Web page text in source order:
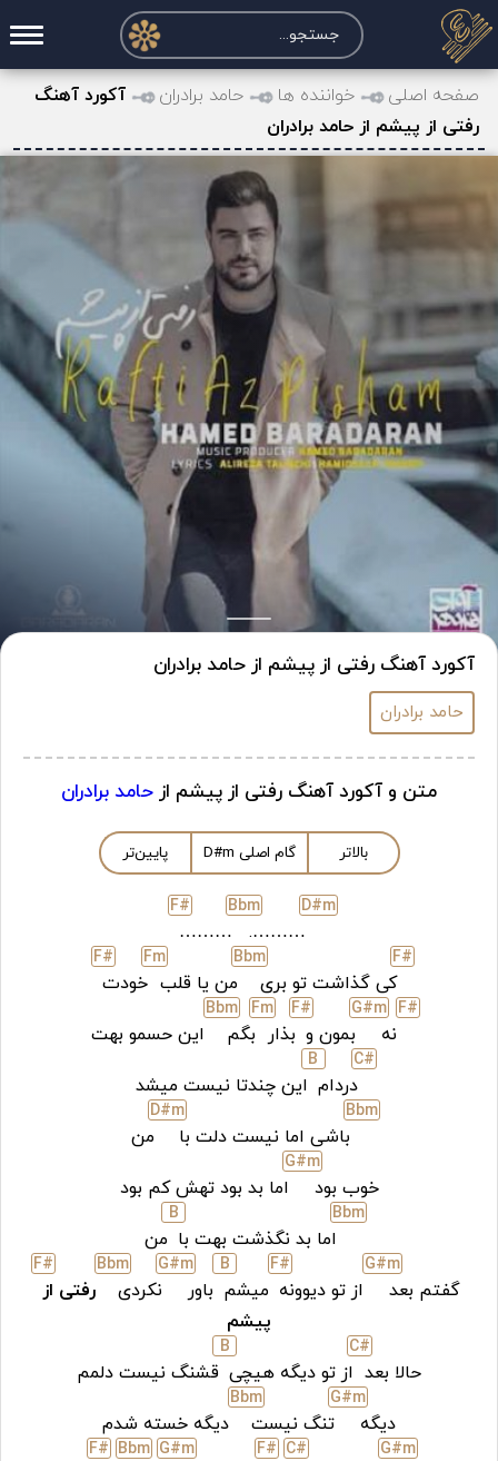
صفحه اصلی
درخواست آکورد
نت و تبلچر
تماس با ما
حساب کاربری
صفحه اصلی خواننده ها حامد برادران
آکورد آهنگ
رفتی از پیشم از حامد برادران
آکورد آهنگ رفتی از پیشم از حامد برادران
حامد برادران
متن و آکورد آهنگ رفتی از پیشم از حامد برادران
بالاتر گام اصلی D#m پایین‌تر
D#m
……….
Bbm
………
F#
F#
کی گذاشت تو بری
Bbm
من یا قلب
Fm
خودت
F#
F#
نه
G#m
بمون و
F#
بذار
Fm
بگم
Bbm
این حسمو بهت
C#
دردام
B
این چندتا نیست میشد
Bbm
باشی اما نیست دلت با
D#m
من
خوب بود
G#m
اما بد بود تهش کم بود
Bbm
اما بد نگذشت بهت با
B
من
گفتم بعد
G#m
از تو دیوونه
F#
میشم
B
باور
G#m
نکردی
Bbm
رفتی از
F#
پیشم
حالا بعد
C#
از تو دیگه هیچی
B
قشنگ نیست دلمم
دیگه
G#m
تنگ نیست
Bbm
دیگه خسته شدم
G#m
C#
F#
G#m
Bbm
F#